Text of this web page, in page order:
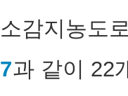
소감지농도
7과 같이 22